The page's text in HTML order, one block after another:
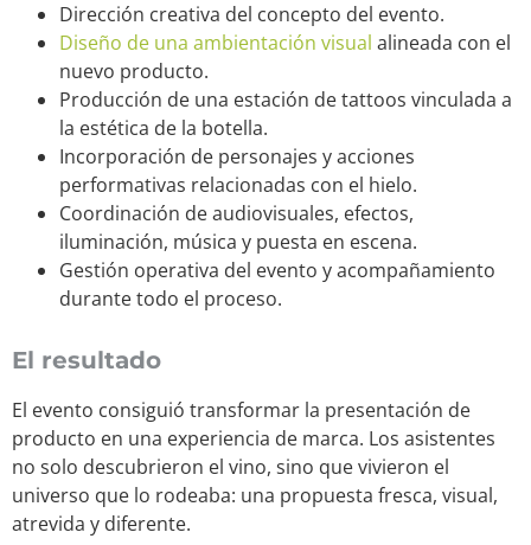
Dirección creativa del concepto del evento.
Diseño de una ambientación visual alineada con el
nuevo producto.
Producción de una estación de tattoos vinculada a
la estética de la botella.
Incorporación de personajes y acciones
performativas relacionadas con el hielo.
Coordinación de audiovisuales, efectos,
iluminación, música y puesta en escena.
Gestión operativa del evento y acompañamiento
durante todo el proceso.
El resultado
El evento consiguió transformar la presentación de
producto en una experiencia de marca. Los asistentes
no solo descubrieron el vino, sino que vivieron el
universo que lo rodeaba: una propuesta fresca, visual,
atrevida y diferente.